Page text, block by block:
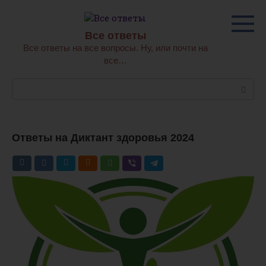
Все ответы
Все ответы на все вопросы. Ну, или почти на
все…
Ответы на Диктант здоровья 2024